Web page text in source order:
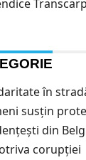
în
susțin
din
corupției